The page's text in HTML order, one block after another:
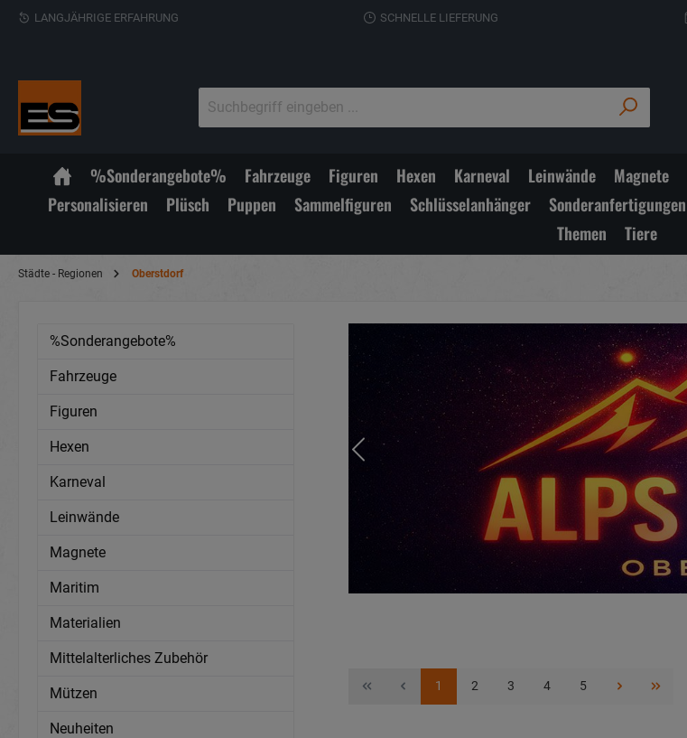
LANGJÄHRIGE ERFAHRUNG SCHNELLE LIEFERUNG
%Sonderangebote% Fahrzeuge Figuren Hexen Karneval Leinwände Magnete
Personalisieren
Plüsch Puppen Sammelfiguren Schlüsselanhänger Sonderanfertigungen
Themen
Tiere
Städte - Regionen Oberstdorf
%Sonderangebote%
Fahrzeuge
Figuren
Hexen
Karneval
Leinwände
Magnete
Maritim
Materialien
Mittelalterliches Zubehör
Mützen
Neuheiten
1 2 3 4 5